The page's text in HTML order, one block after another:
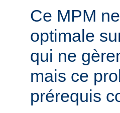
Ce MPM
optimale
qui ne
mais ce
prérequis